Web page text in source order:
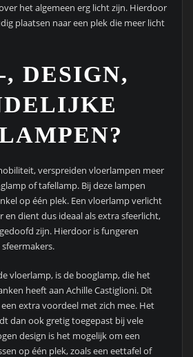
het algemeen erg licht zijn. Hierdoor
plaatsen naar een plek die meer licht
DESIGN,
verspreiden vloerlampen meer
of tafellamp. Bij deze lampen
op één plek. Een vloerlamp verlicht
en dient dus ideaal als extra sfeerlicht,
zijn. Hierdoor is fungeren
vloerlamp, is de booglamp, die het
heeft aan Achille Castiglioni. Dit
extra voordeel met zich mee. Het
dan ook gretig toegepast bij vele
design is het mogelijk om een
op één plek, zoals een eettafel of